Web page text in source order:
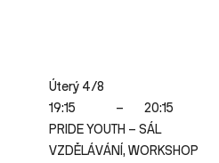
Úterý 4/8
19:15
–
20:15
PRIDE YOUTH – SÁL
VZDĚLÁVÁNÍ, WORKSHOP